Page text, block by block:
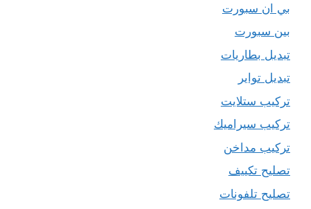
بي ان سبورت
بين سبورت
تبديل بطاريات
تبديل تواير
تركيب ستلايت
تركيب سيراميك
تركيب مداخن
تصليح تكييف
تصليح تلفونات